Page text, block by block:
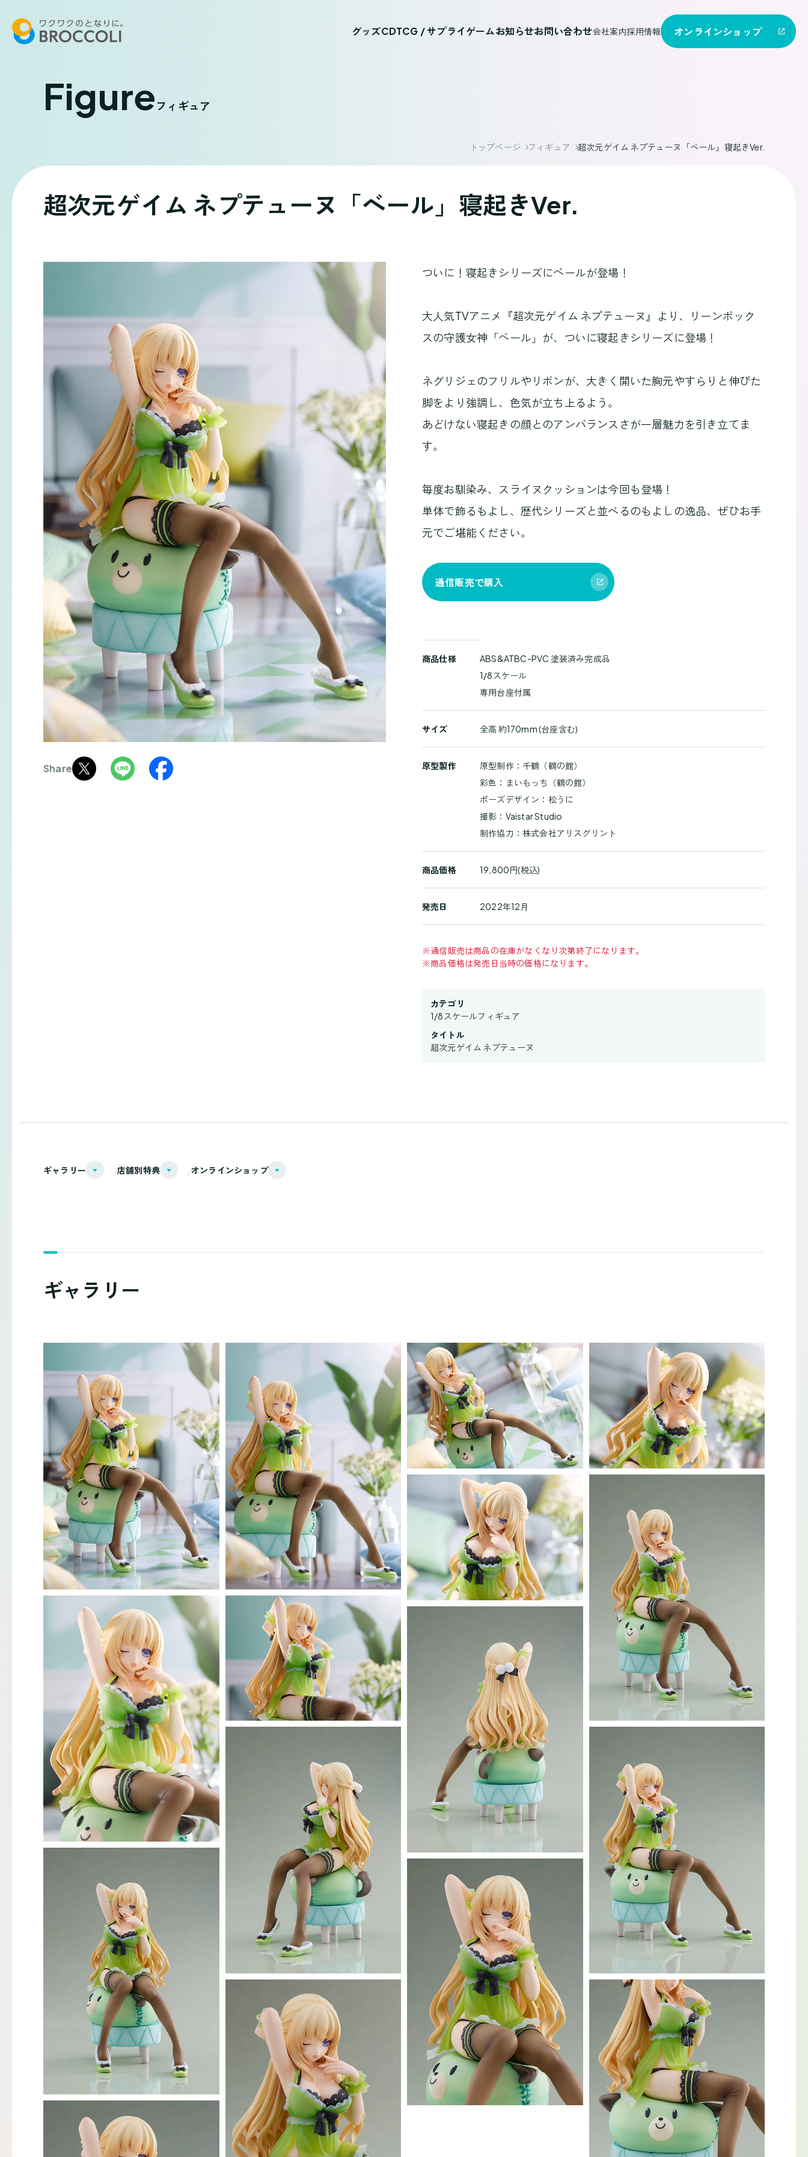
グッズCDTCG / サプライゲームお知らせお問い合わせ会社案内採用情報 オンラインショップ
Figureフィギュア
トップページ フィギュア 超次元ゲイム ネプテューヌ「ベール」寝起きVer.
超次元ゲイム ネプテューヌ「ベール」寝起きVer.
Share
ついに！寝起きシリーズにベールが登場！
大人気TVアニメ『超次元ゲイム ネプテューヌ』より、リーンボック
スの守護女神「ベール」が、ついに寝起きシリーズに登場！
ネグリジェのフリルやリボンが、大きく開いた胸元やすらりと伸びた
脚をより強調し、色気が立ち上るよう。
あどけない寝起きの顔とのアンバランスさが一層魅力を引き立てま
す。
毎度お馴染み、スライヌクッションは今回も登場！
単体で飾るもよし、歴代シリーズと並べるのもよしの逸品、ぜひお手
元でご堪能ください。
通信販売で購入
細
商品仕様
ABS&ATBC-PVC 塗装済み完成品
1/8スケール
専用台座付属
サイズ 全高 約170mm (台座含む)
原型製作
原型制作：千鶴（鶴の館）
彩色：まいもっち（鶴の館）
ポーズデザイン：松うに
撮影：Vaistar Studio
制作協力：株式会社アリスグリント
商品価格 19,800円(税込)
発売日 2022年12月
※通信販売は商品の在庫がなくなり次第終了になります。
※商品価格は発売日当時の価格になります。
カテゴリ
1/8スケールフィギュア
タイトル
超次元ゲイム ネプテューヌ
ギャラリー 店舗別特典 オンラインショップ
ギャラリー